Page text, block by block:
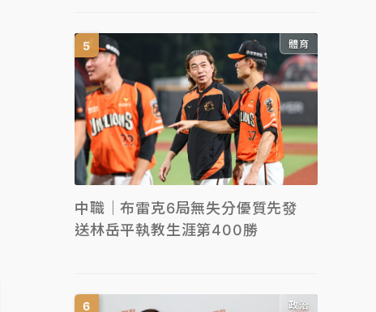
體育
中職｜布雷克6局無失分優質先發
送林岳平執教生涯第400勝
政治